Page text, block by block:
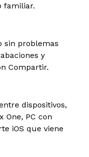
familiar.
sin problemas
y
Compartir.
dispositivos,
One, PC con
iOS que viene